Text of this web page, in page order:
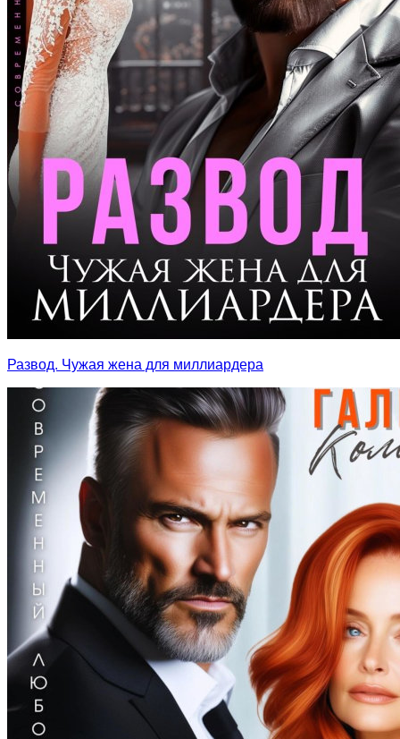
Развод. Чужая жена для миллиардера